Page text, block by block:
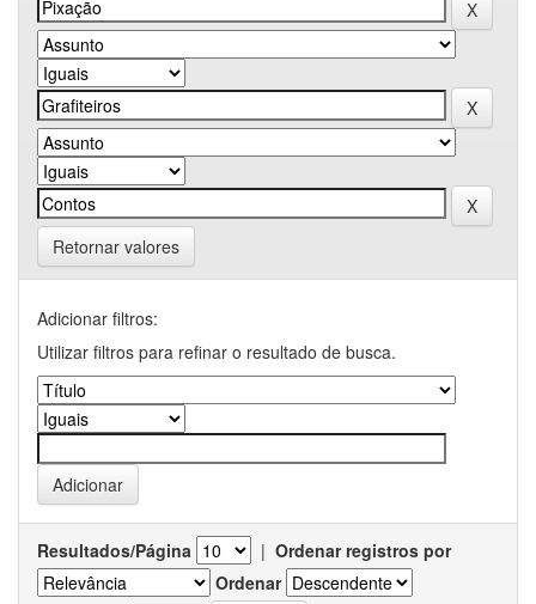
Retornar valores
Adicionar filtros:
Utilizar filtros para refinar o resultado de busca.
Resultados/Página | Ordenar registros por
Ordenar